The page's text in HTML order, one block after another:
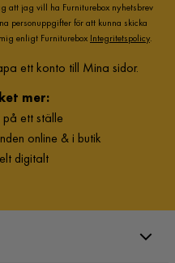
att jag vill ha Furniturebox nyhetsbrev
personuppgifter för att kunna skicka
enligt Furniturebox Integritetspolicy.
ett konto till Mina sidor.
mer:
ett ställe
online & i butik
digitalt